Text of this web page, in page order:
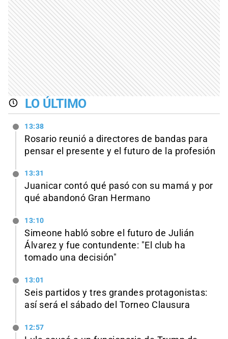
LO ÚLTIMO
13:38
Rosario reunió a directores de bandas para
pensar el presente y el futuro de la profesión
13:31
Juanicar contó qué pasó con su mamá y por
qué abandonó Gran Hermano
13:10
Simeone habló sobre el futuro de Julián
Álvarez y fue contundente: "El club ha
tomado una decisión"
13:01
Seis partidos y tres grandes protagonistas:
así será el sábado del Torneo Clausura
12:57